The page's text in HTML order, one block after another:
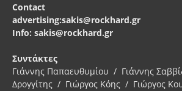
Contact
advertising:sakis@rockhard.gr
Info: sakis@rockhard.gr
Συντάκτες
Γιάννης Παπαευθυμίου / Γιάννης
Δρογγίτης / Γιώργος Κόης / Γιώργος